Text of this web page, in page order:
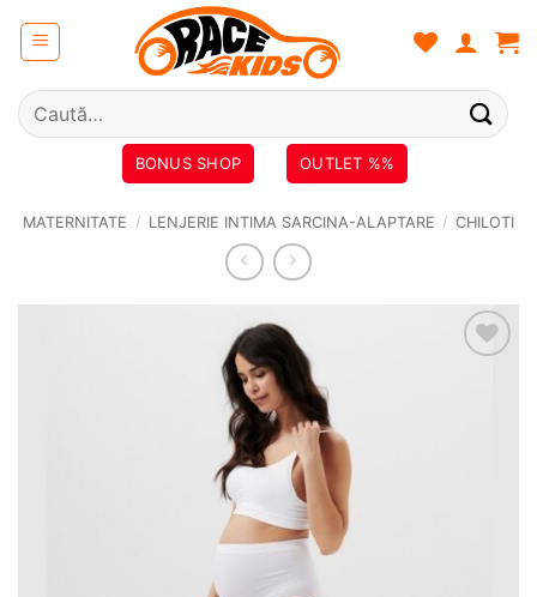
Caută
după:
BONUS SHOP OUTLET %%
MATERNITATE / LENJERIE INTIMA SARCINA-ALAPTARE / CHILOTI